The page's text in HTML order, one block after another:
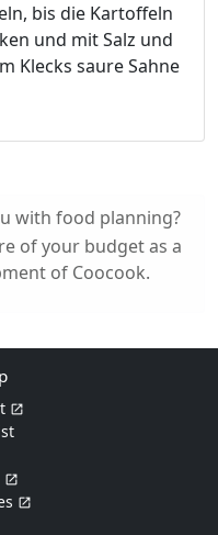
bis die Kartoffeln
und mit Salz und
Klecks saure Sahne
with food planning?
of your budget as a
of Coocook.